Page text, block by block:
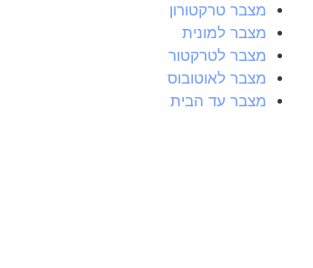
מצבר טרקטורון
מצבר למונית
מצבר לטרקטור
מצבר לאוטובוס
מצבר עד הבית